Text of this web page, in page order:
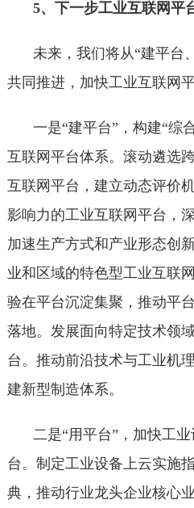
5、下一步工业互联网平
未来，我们将从“建平台
共同推进，加快工业互联网
一是“建平台”，构建“综
互联网平台体系。滚动遴选
互联网平台，建立动态评价
影响力的工业互联网平台，
加速生产方式和产业形态创
业和区域的特色型工业互联
验在平台沉淀集聚，推动平
落地。发展面向特定技术领
台。推动前沿技术与工业机
建新型制造体系。
二是“用平台”，加快工
台。制定工业设备上云实施
典，推动行业龙头企业核心